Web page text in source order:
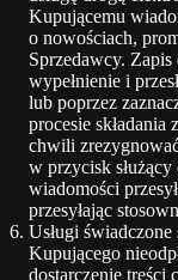
Kupującemu
o nowościach,
Sprzedawcy.
wypełnienie i
lub poprzez
procesie
chwili
w przycisk
wiadomości
przesyłając
Usługi
Kupującego
dostarczenie treści